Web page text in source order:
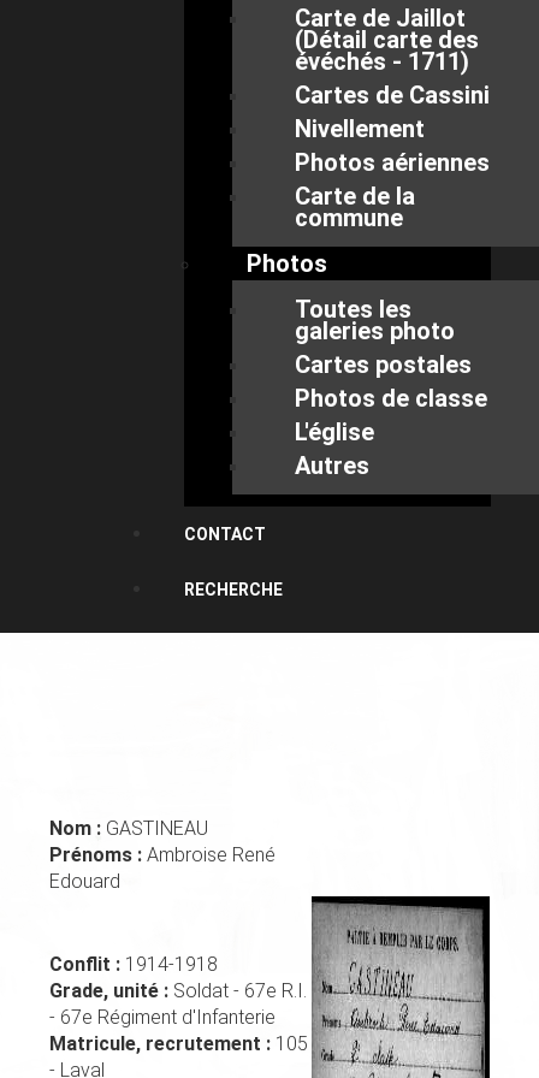
Carte de Jaillot
(Détail carte des
évéchés - 1711)
Cartes de Cassini
Nivellement
Photos aériennes
Carte de la
commune
Photos
Toutes les
galeries photo
Cartes postales
Photos de classe
L'église
Autres
CONTACT
RECHERCHE
Nom : GASTINEAU
Prénoms : Ambroise René
Edouard
Conflit : 1914-1918
Grade, unité : Soldat - 67e R.I.
- 67e Régiment d'Infanterie
Matricule, recrutement : 105
- Laval